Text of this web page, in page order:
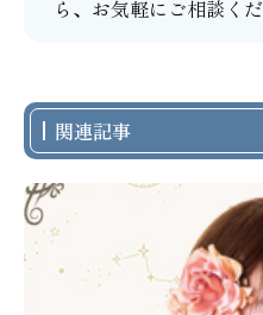
ら、お気軽にご相談く
関連記事